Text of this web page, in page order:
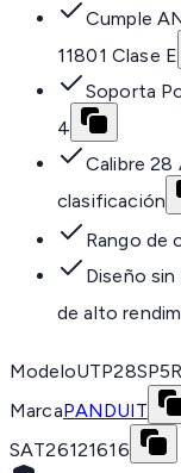
Cumple
11801 Clase E
Soporta
4
Calibre 28
clasificación
Rango de
Diseño
de alto
Modelo
MarcaPANDUIT
SAT26121616